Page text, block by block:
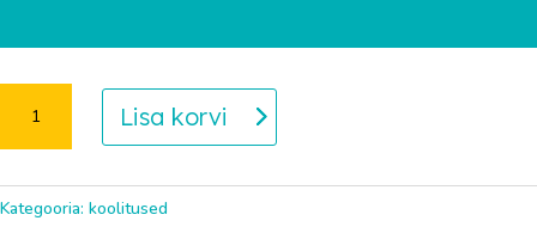
rühma
meeskonnatööle:
kuidas
luua
Lisa korvi
Kategooria: koolitused